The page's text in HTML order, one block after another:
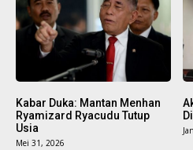
Kabar Duka: Mantan Menhan
Ryamizard Ryacudu Tutup
Usia
Mei 31, 2026